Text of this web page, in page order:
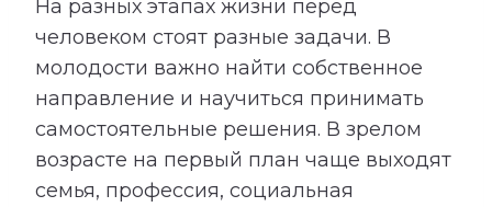
На разных этапах жизни перед
человеком стоят разные задачи. В
молодости важно найти собственное
направление и научиться принимать
самостоятельные решения. В зрелом
возрасте на первый план чаще выходят
семья, профессия, социальная